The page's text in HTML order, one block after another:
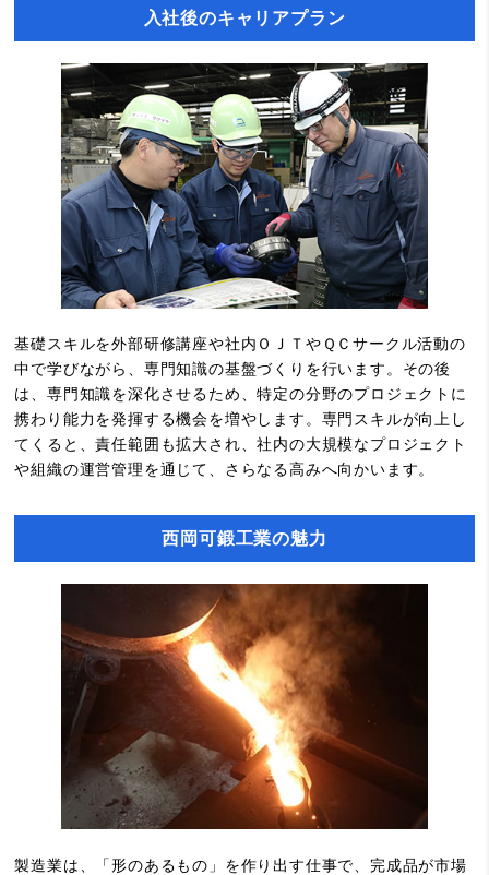
入社後のキャリアプラン
基礎スキルを外部研修講座や社内ＯＪＴやＱＣサークル活動の
中で学びながら、専門知識の基盤づくりを行います。その後
は、専門知識を深化させるため、特定の分野のプロジェクトに
携わり能力を発揮する機会を増やします。専門スキルが向上し
てくると、責任範囲も拡大され、社内の大規模なプロジェクト
や組織の運営管理を通じて、さらなる高みへ向かいます。
西岡可鍛工業の魅力
製造業は、「形のあるもの」を作り出す仕事で、完成品が市場